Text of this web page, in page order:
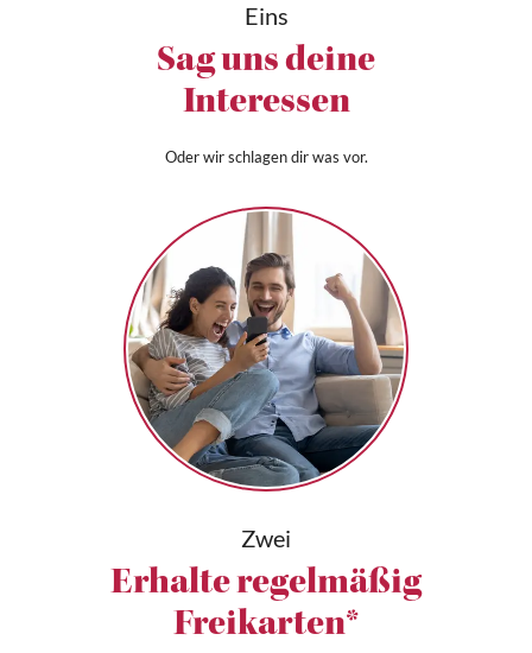
Eins
Sag uns deine
Interessen
Oder wir schlagen dir was vor.
Zwei
Erhalte regelmäßig
Freikarten*